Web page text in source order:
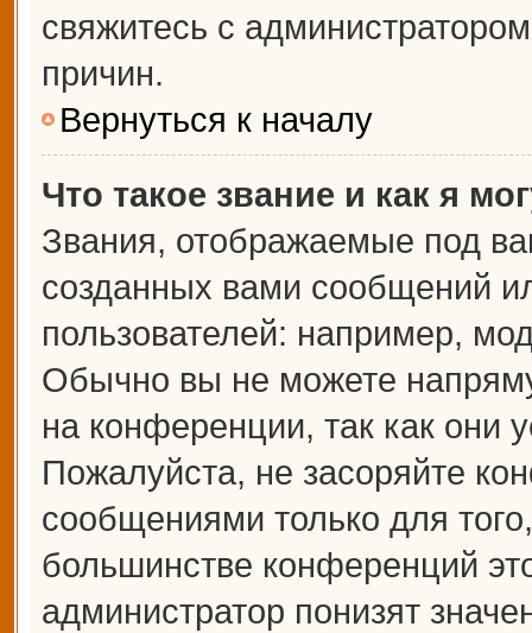
свяжитесь с
причин.
Вернуться к началу
Что такое звание и как я
Звания, отображаемые под
созданных вами сообщений
пользователей: например,
Обычно вы не можете
на конференции, так как они
Пожалуйста, не засоряйте
сообщениями только для
большинстве конференций
администратор понизят